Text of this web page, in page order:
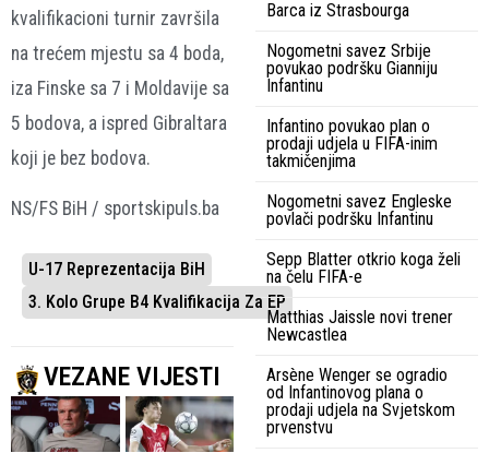
kvalifikacioni turnir završila
na trećem mjestu sa 4 boda,
iza Finske sa 7 i Moldavije sa
5 bodova, a ispred Gibraltara
koji je bez bodova.
NS/FS BiH / sportskipuls.ba
U-17 Reprezentacija BiH
3. Kolo Grupe B4 Kvalifikacija Za EP
VEZANE VIJESTI
Barca iz Strasbourga
Nogometni savez Srbije
povukao podršku Gianniju
Infantinu
Infantino povukao plan o
prodaji udjela u FIFA-inim
takmičenjima
Nogometni savez Engleske
povlači podršku Infantinu
Sepp Blatter otkrio koga želi
na čelu FIFA-e
Matthias Jaissle novi trener
Newcastlea
Arsène Wenger se ogradio
od Infantinovog plana o
prodaji udjela na Svjetskom
prvenstvu